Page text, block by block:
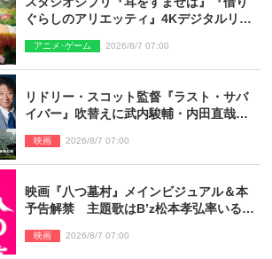
ぐらしのアリエッティ』4Kデジタルリマ
アニメ･ゲーム 2026/8/7 07:00
リドリー・スコット監督『ラスト・サバ
イバー』吹替えに武内駿輔・内田直哉・
結！
映画 2026/8/7 07:00
映画『八つ墓村』メインビジュアル＆本
予告解禁 主題歌はB’z松本孝弘率いる
映画 2026/8/7 07:00